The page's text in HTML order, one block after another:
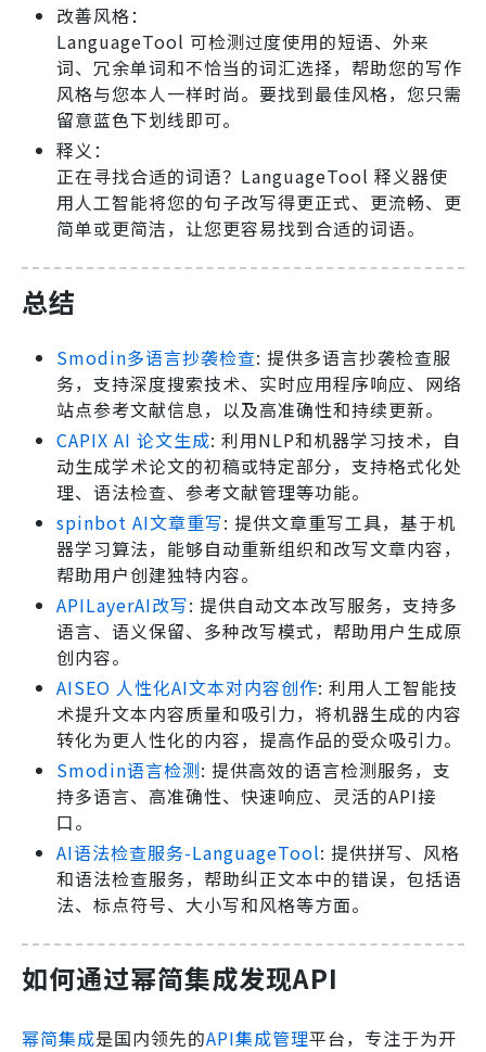
改善风格：
LanguageTool 可检测过度使用的短语、外来
词、冗余单词和不恰当的词汇选择，帮助您的写作
风格与您本人一样时尚。要找到最佳风格，您只需
留意蓝色下划线即可。
释义：
正在寻找合适的词语？LanguageTool 释义器使
用人工智能将您的句子改写得更正式、更流畅、更
简单或更简洁，让您更容易找到合适的词语。
总结
Smodin多语言抄袭检查: 提供多语言抄袭检查服
务，支持深度搜索技术、实时应用程序响应、网络
站点参考文献信息，以及高准确性和持续更新。
CAPIX AI 论文生成: 利用NLP和机器学习技术，自
动生成学术论文的初稿或特定部分，支持格式化处
理、语法检查、参考文献管理等功能。
spinbot AI文章重写: 提供文章重写工具，基于机
器学习算法，能够自动重新组织和改写文章内容，
帮助用户创建独特内容。
APILayerAI改写: 提供自动文本改写服务，支持多
语言、语义保留、多种改写模式，帮助用户生成原
创内容。
AISEO 人性化AI文本对内容创作: 利用人工智能技
术提升文本内容质量和吸引力，将机器生成的内容
转化为更人性化的内容，提高作品的受众吸引力。
Smodin语言检测: 提供高效的语言检测服务，支
持多语言、高准确性、快速响应、灵活的API接
口。
AI语法检查服务-LanguageTool: 提供拼写、风格
和语法检查服务，帮助纠正文本中的错误，包括语
法、标点符号、大小写和风格等方面。
如何通过幂简集成发现API
幂简集成是国内领先的API集成管理平台，专注于为开